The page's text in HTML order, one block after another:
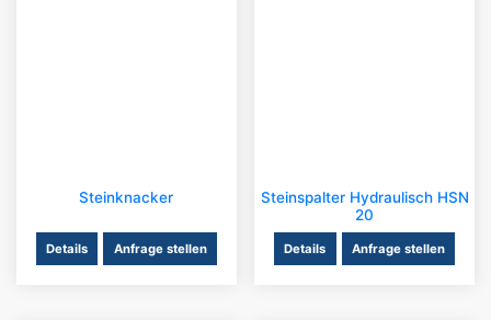
Steinknacker
Details Anfrage stellen
Steinspalter Hydraulisch HSN
20
Details Anfrage stellen